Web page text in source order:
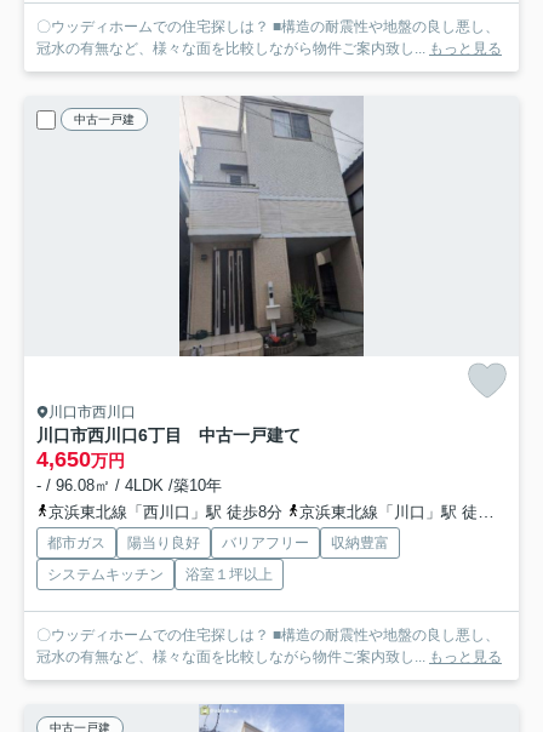
〇ウッディホームでの住宅探しは？ ■構造の耐震性や地盤の良し悪し、
冠水の有無など、様々な面を比較しながら物件ご案内致し... もっと見る
中古一戸建
川口市西川口
川口市西川口6丁目 中古一戸建て
4,650万円
- / 96.08㎡ / 4LDK /築10年
京浜東北線「西川口」駅 徒歩8分
京浜東北線「川口」駅 徒歩25分
都市ガス 陽当り良好 バリアフリー
収納豊富
システムキッチン
浴室１坪以上
〇ウッディホームでの住宅探しは？ ■構造の耐震性や地盤の良し悪し、
冠水の有無など、様々な面を比較しながら物件ご案内致し... もっと見る
中古一戸建